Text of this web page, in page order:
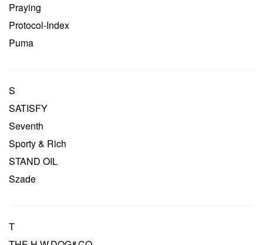
Praying
Protocol-Index
Puma
S
SATISFY
Seventh
Sporty & Rich
STAND OIL
Szade
T